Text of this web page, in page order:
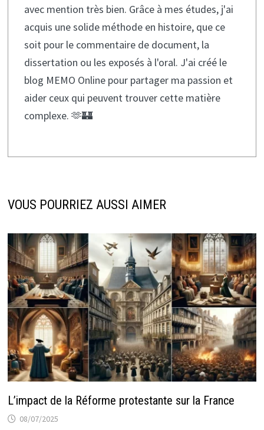
avec mention très bien. Grâce à mes études, j'ai
acquis une solide méthode en histoire, que ce
soit pour le commentaire de document, la
dissertation ou les exposés à l'oral. J'ai créé le
blog MEMO Online pour partager ma passion et
aider ceux qui peuvent trouver cette matière
complexe. 🫶🏰
VOUS POURRIEZ AUSSI AIMER
L’impact de la Réforme protestante sur la France
08/07/2025